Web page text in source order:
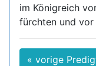
im Königreich
fürchten und
« vorige